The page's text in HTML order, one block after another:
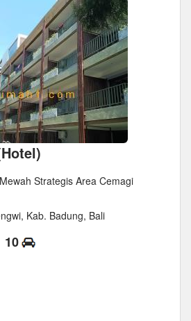
Strategis Area Cemagi
Kab. Badung, Bali
10